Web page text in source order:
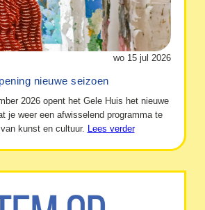
wo 15 jul 2026
nieuwe seizoen
2026 opent het Gele Huis het nieuwe
je weer een afwisselend programma te
kunst en cultuur. Lees verder